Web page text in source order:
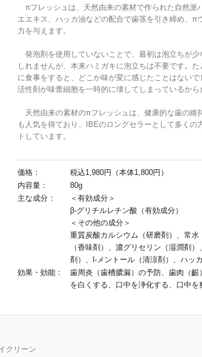
πフレッシュは、天然由来の素材で作られた自然派
エエキス、ハッカ油などの配合で歯茎を引き締め、π
力を与えます。
発泡剤を使用していないことで、最初は泡立ちが少
しれませんが、本来ハミガキに泡立ちは不要です。
に食事をすると、どこか味が変に感じたことはない
活性剤が味蕾細胞を一時的に壊してしまっているから
天然由来の素材のπフレッシュは、健康的な歯の維
も人気を得ており、IBEのロングセラーとして多くの
トしています。
価格：
税込1,980円（本体1,800円）
内容量：
80g
主な成分：
＜有効成分＞
β-グリチルレチン酸（有効成分）
＜その他の成分＞
重質炭酸カルシウム（研磨剤）、常水
（香味剤）、濃グリセリン（湿潤剤
剤）、l-メントール（清涼剤）、ハッ
効果・効能：
歯周炎（歯槽膿漏）の予防、歯肉（
を白くする、口中を浄化する、口中を
クリーン